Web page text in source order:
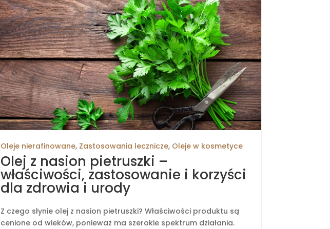
Oleje nierafinowane, Zastosowania lecznicze, Oleje w kosmetyce
Olej z nasion pietruszki –
właściwości, zastosowanie i korzyści
dla zdrowia i urody
Z czego słynie olej z nasion pietruszki? Właściwości produktu są
cenione od wieków, ponieważ ma szerokie spektrum działania.